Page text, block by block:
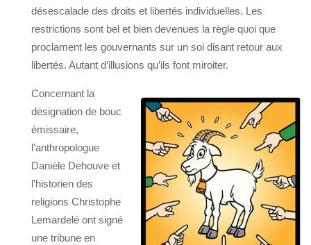
désescalade des droits et libertés individuelles. Les
restrictions sont bel et bien devenues la règle quoi que
proclament les gouvernants sur un soi disant retour aux
libertés. Autant d’illusions qu’ils font miroiter.
Concernant la
désignation de bouc
émissaire,
l’anthropologue
Danièle Dehouve et
l’historien des
religions Christophe
Lemardelé ont signé
une tribune en